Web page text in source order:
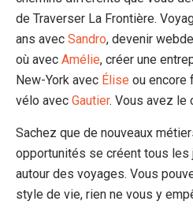
de Traverser La Frontière.
ans avec Sandro, devenir
où avec Amélie, créer une
New-York avec Élise ou encore
vélo avec Gautier. Vous avez le
Sachez que de nouveaux
opportunités se créent tous les
autour des voyages. Vous
style de vie, rien ne vous y